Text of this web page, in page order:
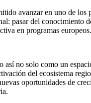
avanzar en uno de los
pasar del conocimiento
en programas europeos.
así no solo como un
del ecosistema
oportunidades de